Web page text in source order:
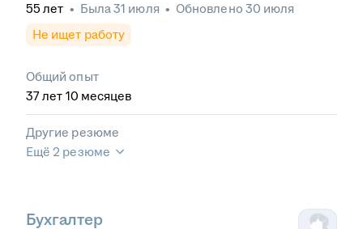
55 лет • Была31 июля • Обновлено 30 июля
Не ищет работу
Общий опыт
37лет 10 месяцев
Другие резюме
Ещё 2 резюме
Бухгалтер